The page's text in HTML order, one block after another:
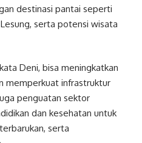
destinasi pantai seperti
serta potensi wisata
Deni, bisa meningkatkan
memperkuat infrastruktur
penguatan sektor
dan kesehatan untuk
serta